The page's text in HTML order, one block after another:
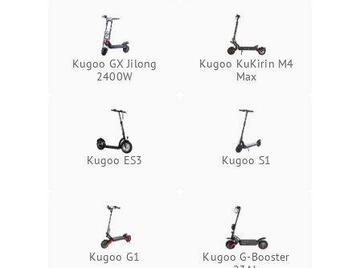
Kugoo GX Jilong
2400W
Kugoo KuKirin M4
Max
Kugoo ES3 Kugoo S1
Kugoo G1
Kugoo G-Booster